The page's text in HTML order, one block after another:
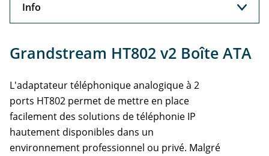
Info
Grandstream HT802 v2 Boîte ATA
L'adaptateur téléphonique analogique à 2
ports HT802 permet de mettre en place
facilement des solutions de téléphonie IP
hautement disponibles dans un
environnement professionnel ou privé. Malgré